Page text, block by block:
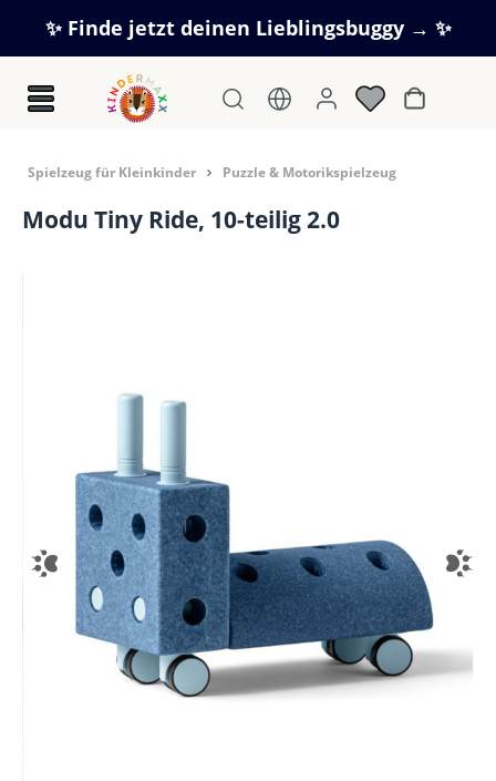
Zum Hauptinhalt springen
✨ Finde jetzt deinen Lieblingsbuggy → ✨
Spielzeug für Kleinkinder Puzzle & Motorikspielzeug
Modu Tiny Ride, 10-teilig 2.0